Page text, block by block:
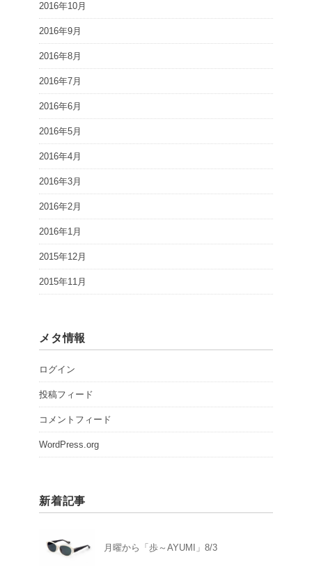
2016年10月
2016年9月
2016年8月
2016年7月
2016年6月
2016年5月
2016年4月
2016年3月
2016年2月
2016年1月
2015年12月
2015年11月
メタ情報
ログイン
投稿フィード
コメントフィード
WordPress.org
新着記事
月曜から「歩～AYUMI」8/3